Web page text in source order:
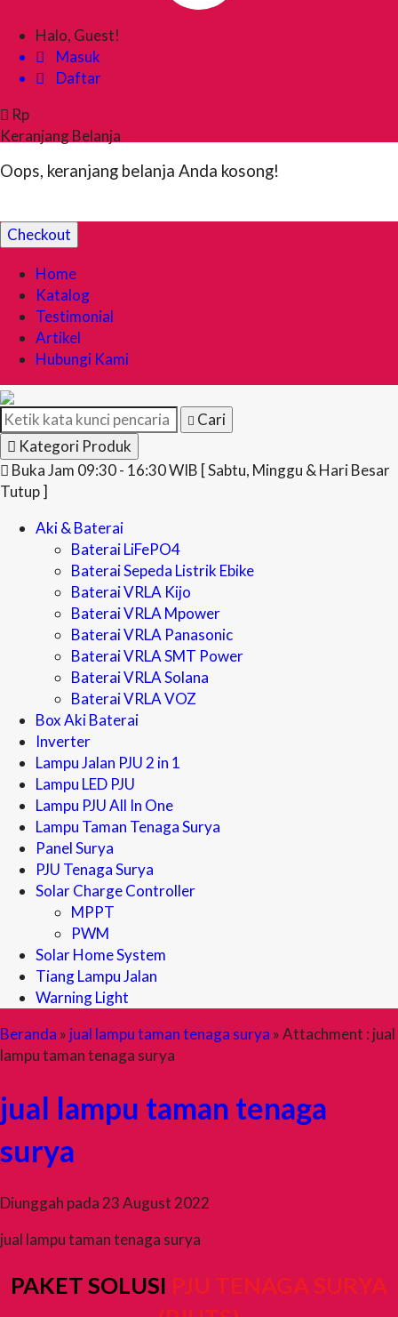
Halo, Guest!
Masuk
Daftar
Rp
Keranjang Belanja
Oops, keranjang belanja Anda kosong!
Checkout
Home
Katalog
Testimonial
Artikel
Hubungi Kami
Cari
Kategori Produk
Buka Jam 09:30 - 16:30 WIB [ Sabtu, Minggu & Hari Besar
Tutup ]
Aki & Baterai
Baterai LiFePO4
Baterai Sepeda Listrik Ebike
Baterai VRLA Kijo
Baterai VRLA Mpower
Baterai VRLA Panasonic
Baterai VRLA SMT Power
Baterai VRLA Solana
Baterai VRLA VOZ
Box Aki Baterai
Inverter
Lampu Jalan PJU 2 in 1
Lampu LED PJU
Lampu PJU All In One
Lampu Taman Tenaga Surya
Panel Surya
PJU Tenaga Surya
Solar Charge Controller
MPPT
PWM
Solar Home System
Tiang Lampu Jalan
Warning Light
Beranda » jual lampu taman tenaga surya » Attachment : jual
lampu taman tenaga surya
jual lampu taman tenaga
surya
Diunggah pada 23 August 2022
jual lampu taman tenaga surya
PAKET SOLUSI PJU TENAGA SURYA